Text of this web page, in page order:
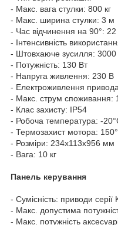
- Макс. вага стулки: 800 кг
- Макс. ширина стулки: 3 м
- Час відчинення на 90°: 22
- Інтенсивність
- Штовхаюче зусилля:
- Потужність: 130 Вт
- Напруга живлення: 230 В
- Електроживлення
- Макс. струм споживання:
- Клас захисту: IP54
- Робоча температура: -
- Термозахист мотора:
- Розміри: 234x113x956 мм
- Вага: 10 кг
Панель керування
- Сумісність: приводи
- Макс. допустима
- Макс. потужність